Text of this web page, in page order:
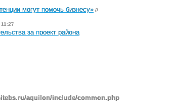
могут помочь бизнесу» //
за проект района
aquilon/include/common.php